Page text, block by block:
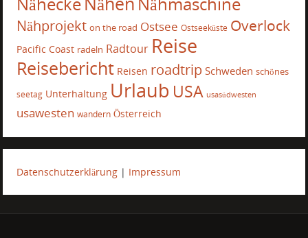
Nähprojekt on the road Ostsee Ostseeküste Overlock
Pacific Coast radeln Radtour Reise
Reisebericht Reisen roadtrip Schweden schönes
seetag Unterhaltung Urlaub USA usasüdwesten
usawesten wandern Österreich
Datenschutzerklärung | Impressum